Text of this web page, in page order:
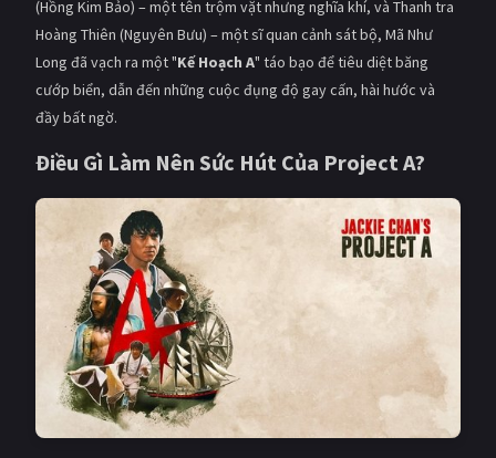
(Hồng Kim Bảo) – một tên trộm vặt nhưng nghĩa khí, và Thanh tra
Hoàng Thiên (Nguyên Bưu) – một sĩ quan cảnh sát bộ, Mã Như
Long đã vạch ra một "Kế Hoạch A" táo bạo để tiêu diệt băng
cướp biển, dẫn đến những cuộc đụng độ gay cấn, hài hước và
đầy bất ngờ.
Điều Gì Làm Nên Sức Hút Của Project A?